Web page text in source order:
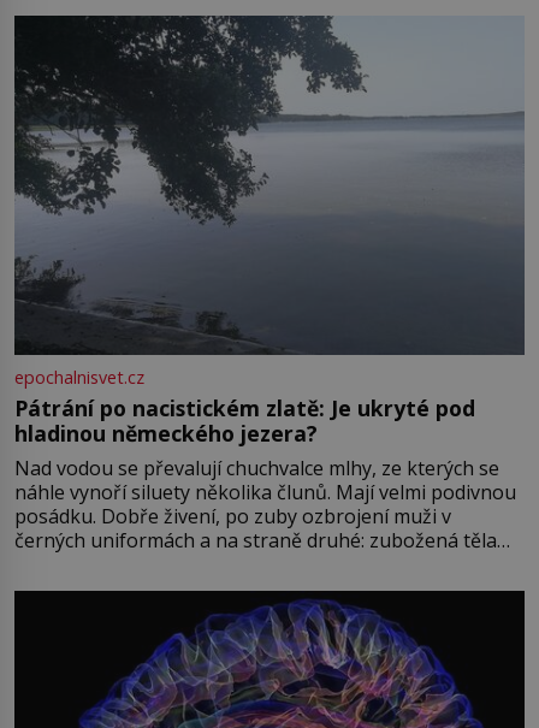
Boskovice na okraji Drahanské vrchoviny vznikla někdy
ve13. století, a už v roce 1313 kronikáři zaznamenali
epochalnisvet.cz
Pátrání po nacistickém zlatě: Je ukryté pod
hladinou německého jezera?
Nad vodou se převalují chuchvalce mlhy, ze kterých se
náhle vynoří siluety několika člunů. Mají velmi podivnou
posádku. Dobře živení, po zuby ozbrojení muži v
černých uniformách a na straně druhé: zubožená těla
přízračná scéna znamená? Je jaro roku 1945, druhá
světová válka se chýlí ke konci. Jezero Stolpsee